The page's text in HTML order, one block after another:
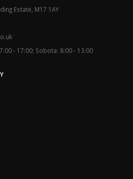
Estate, M17 1AY
- 17:00; Sobota: 8:00 - 13:00